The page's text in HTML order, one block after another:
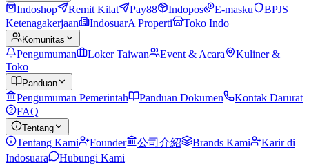
Indoshop Remit Kilat Pay88 Indopos E-masku
BPJS
Ketenagakerjaan
IndosuarA Properti Toko Indo
Komunitas
Pengumuman Loker Taiwan Event & Acara
Kuliner &
Toko
Panduan
Pengumuman Pemerintah Panduan Dokumen
Kontak Darurat
FAQ
Tentang
Tentang Kami Founder 公司介紹 Brands Kami
Karir di
Indosuara
Hubungi Kami